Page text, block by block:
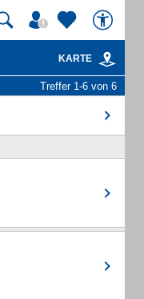
KARTE
Treffer 1-6 von 6